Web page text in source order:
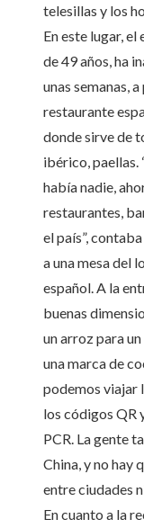
telesillas y los
En este lugar, el
de 49 años, ha
unas semanas,
restaurante
donde sirve de
ibérico, paellas.
había nadie,
restaurantes,
el país”,
a una mesa del
español. A la
buenas
un arroz para
una marca de
podemos viajar
los códigos QR
PCR. La gente
China, y no hay
entre ciudades
En cuanto a la